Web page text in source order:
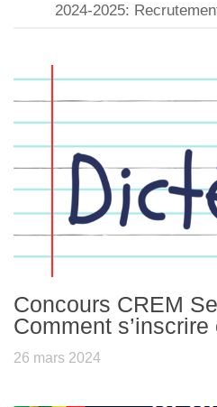
2024-2025:
Concours CREM
Comment
26 mars 2024